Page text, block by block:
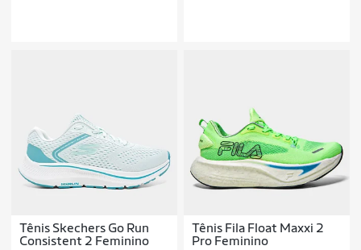
Tênis Skechers Go Run
Consistent 2 Feminino
Tênis Fila Float Maxxi 2
Pro Feminino